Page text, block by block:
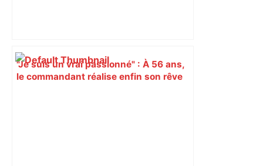
"Je suis un vrai passionné" : À 56 ans,
le commandant réalise enfin son rêve